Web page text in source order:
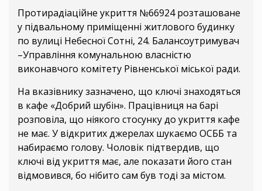
Протирадіаційне укриття №66924 розташоване
у підвальному приміщенні житлового будинку
по вулиці Небесної Сотні, 24. Балансоутримувач
–Управління комунальною власністю
виконавчого комітету Рівненської міської ради.
На вказівнику зазначено, що ключі знаходяться
в кафе «Добрий шубін». Працівниця на барі
розповіла, що ніякого стосунку до укриття кафе
не має. У відкритих джерелах шукаємо ОСББ та
набираємо голову. Чоловік підтвердив, що
ключі від укриття має, але показати його стан
відмовився, бо нібито сам був тоді за містом.